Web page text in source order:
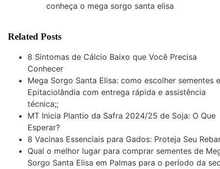
conheça o mega sorgo santa elisa
Related Posts
8 Sintomas de Cálcio Baixo que Você Precisa
Conhecer
Mega Sorgo Santa Elisa: como escolher sementes
Epitaciolândia com entrega rápida e assistência
técnica;;
MT Inicia Plantio da Safra 2024/25 de Soja: O Que
Esperar?
8 Vacinas Essenciais para Gados: Proteja Seu
Qual o melhor lugar para comprar sementes de
Sorgo Santa Elisa em Palmas para o período da